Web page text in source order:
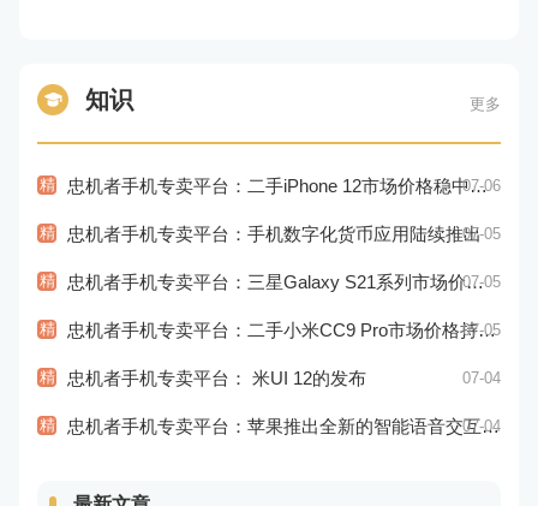
知识 更多
精 忠机者手机专卖平台：二手iPhone 12市场价格稳中有升07-06
精 忠机者手机专卖平台：手机数字化货币应用陆续推出07-05
精 忠机者手机专卖平台：三星Galaxy S21系列市场价格持续下跌07-05
精 忠机者手机专卖平台：二手小米CC9 Pro市场价格持续下跌07-05
精 忠机者手机专卖平台： 米UI 12的发布 07-04
精 忠机者手机专卖平台：苹果推出全新的智能语音交互系统07-04